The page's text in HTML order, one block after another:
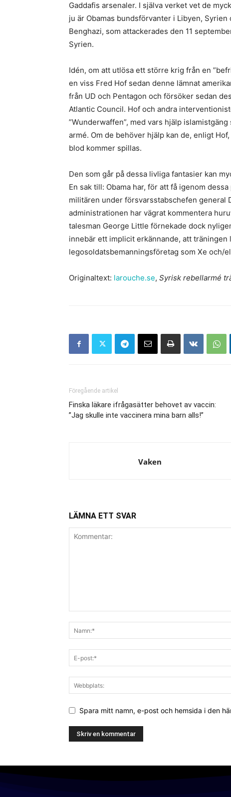
Gaddafis arsenaler. I själva verket vet de
ju är Obamas bundsförvanter i Libyen,
Benghazi, som attackerades den 11
Syrien.
Idén, om att utlösa ett större krig från en
en viss Fred Hof sedan denne lämnat
från UD och Pentagon och försöker sedan
Atlantic Council. Hof och andra
”Wunderwaffen”, med vars hjälp
armé. Om de behöver hjälp kan de, enligt
blod kommer spillas.
Den som går på dessa livliga fantasier kan
En sak till: Obama har, för att få igenom
militären under försvarsstabschefen general
administrationen har vägrat kommentera
talesman George Little förnekade dock
innebär ett implicit erkännande, att träningen
legosoldatsbemanningsföretag som Xe och/
Originaltext: larouche.se, Syrisk rebellarmé
Föregående artikel
Finska läkare ifrågasätter behovet av vaccin:
”Jag skulle inte vaccinera mina barn alls!”
Vaken
LÄMNA ETT SVAR
Spara mitt namn, e-post och hemsida i den